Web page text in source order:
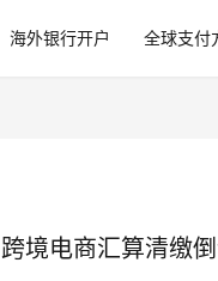
海外银行开户 全球支付
跨境电商汇算清缴